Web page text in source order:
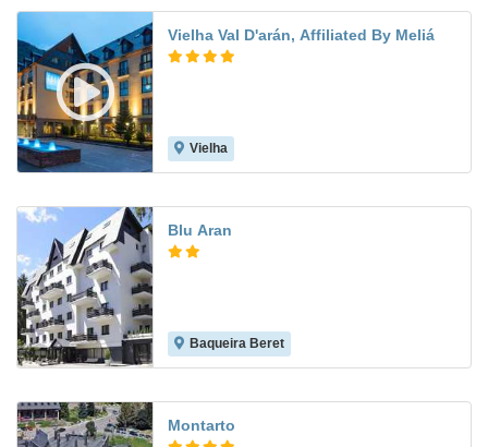
Vielha Val D'arán, Affiliated By Meliá
Vielha
Blu Aran
Baqueira Beret
Montarto